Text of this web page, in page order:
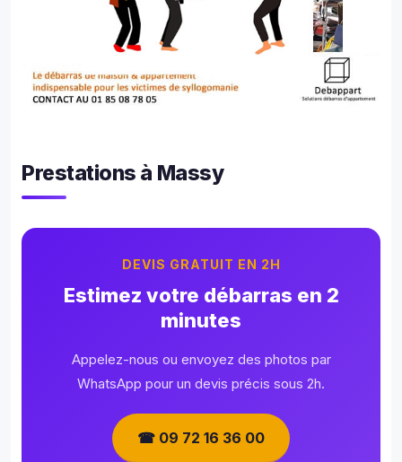
Prestations à Massy
DEVIS GRATUIT EN 2H
Estimez votre débarras en 2
minutes
Appelez-nous ou envoyez des photos par
WhatsApp pour un devis précis sous 2h.
☎ 09 72 16 36 00